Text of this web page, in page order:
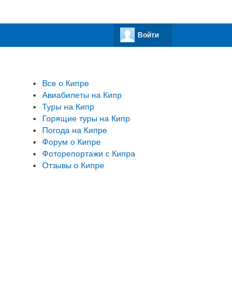
Войти
Все о Кипре
Авиабилеты на Кипр
Туры на Кипр
Горящие туры на Кипр
Погода на Кипре
Форум о Кипре
Фоторепортажи с Кипра
Отзывы о Кипре